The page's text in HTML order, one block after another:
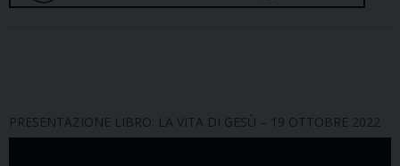
PRESENTAZIONE LIBRO: LA VITA DI GESÙ – 19 OTTOBRE 2022